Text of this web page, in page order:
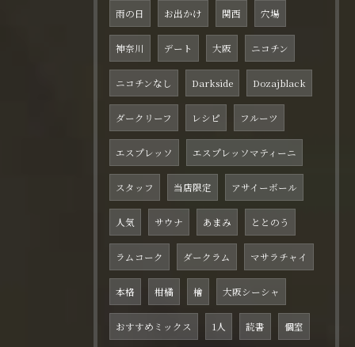
雨の日 お出かけ 関西 穴場
神奈川 デート 大阪 ニコチン
ニコチンなし Darkside Dozajblack
ダークリーフ レシピ フルーツ
エスプレッソ エスプレッソマティーニ
スタッフ 当店限定 アサイーボール
人気 サウナ あまみ ととのう
ラムコーク ダークラム マサラチャイ
本格 柑橘 檜 大阪シーシャ
おすすめミックス 1人 読書 個室